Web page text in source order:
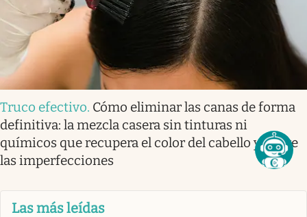
Truco efectivo. Cómo eliminar las canas de forma
definitiva: la mezcla casera sin tinturas ni
químicos que recupera el color del cabello y cubre
las imperfecciones
Las más leídas